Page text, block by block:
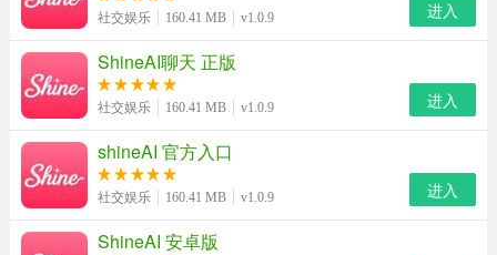
2、输入电子邮箱。
社交娱乐 160.41 MB v1.0.9 进入
ShineAI聊天 正版
社交娱乐 160.41 MB v1.0.9 进入
shineAI 官方入口
社交娱乐 160.41 MB v1.0.9 进入
ShineAI 安卓版